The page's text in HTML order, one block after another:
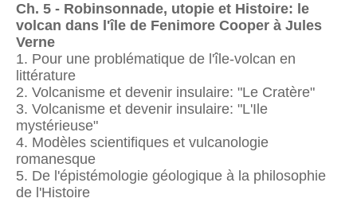
Ch. 5 - Robinsonnade, utopie et Histoire: le
volcan dans l'île de Fenimore Cooper à Jules
Verne
1. Pour une problématique de l'île-volcan en
littérature
2. Volcanisme et devenir insulaire: "Le Cratère"
3. Volcanisme et devenir insulaire: "L'Ile
mystérieuse"
4. Modèles scientifiques et vulcanologie
romanesque
5. De l'épistémologie géologique à la philosophie
de l'Histoire